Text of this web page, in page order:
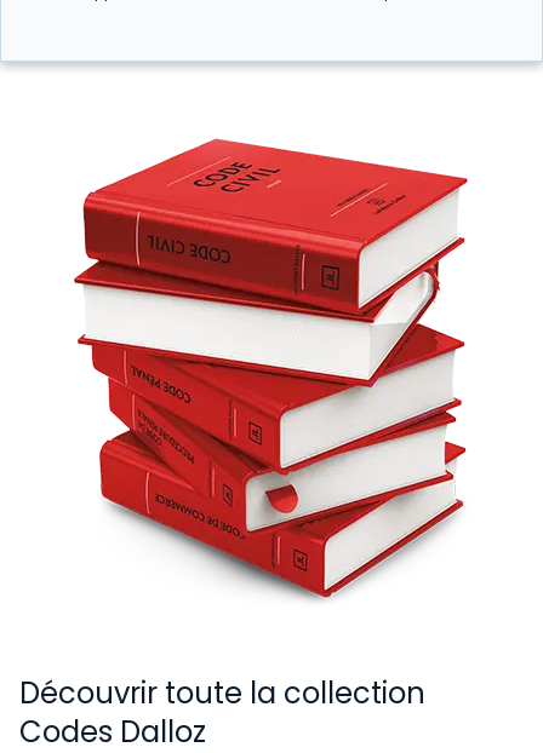
Découvrir toute la collection
Codes Dalloz